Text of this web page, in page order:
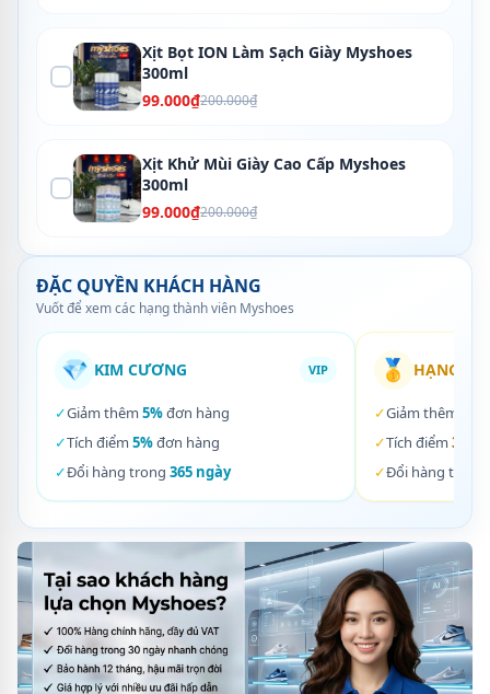
Xịt Bọt ION Làm Sạch Giày Myshoes
300ml
99.000₫200.000₫
Xịt Khử Mùi Giày Cao Cấp Myshoes
300ml
99.000₫200.000₫
ĐẶC QUYỀN KHÁCH HÀNG
Vuốt để xem các hạng thành viên Myshoes
💎 KIM CƯƠNG VIP
✓Giảm thêm 5%đơn hàng
✓Tích điểm 5%đơn hàng
✓Đổi hàng trong 365 ngày
🥇 HẠNG
✓Giảm thêm
✓Tích điểm 3%
✓Đổi hàng trong